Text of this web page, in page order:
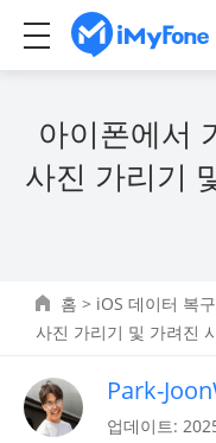
아이폰에서
사진 가리기
홈 > iOS 데이터 복구
사진 가리기 및 가려진
Park-
업데이트: